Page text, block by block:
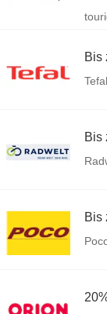
Bis
Bis
Bis